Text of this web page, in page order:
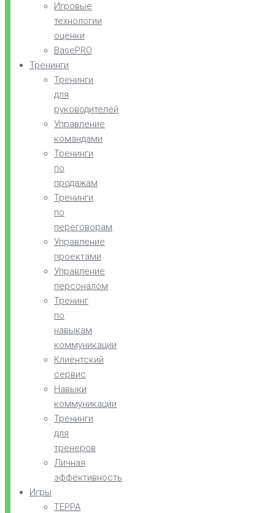
Игровые
технологии
оценки
BasePRO
Тренинги
Тренинги
для
руководителей
Управление
командами
Тренинги
по
продажам
Тренинги
по
переговорам
Управление
проектами
Управление
персоналом
Тренинг
по
навыкам
коммуникации
Клиентский
сервис
Навыки
коммуникации
Тренинги
для
тренеров
Личная
эффективность
Игры
ТЕРРА